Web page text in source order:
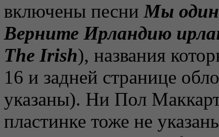
включены песни Мы
Верните Ирландию
The Irish), названия
16 и задней странице
указаны). Ни Пол
пластинке тоже не